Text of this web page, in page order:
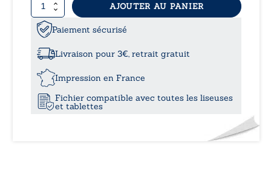
quantité
de
L’or
œillé
AJOUTER AU PANIER
Paiement sécurisé
Livraison pour 3€, retrait gratuit
Impression en France
Fichier compatible avec toutes les liseuses
et tablettes